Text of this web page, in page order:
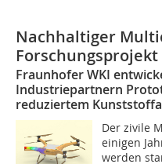
Nachhaltiger
Forschungsprojekt
Fraunhofer WKI
Industriepartnern
reduziertem
Der zivile
einigen
werden